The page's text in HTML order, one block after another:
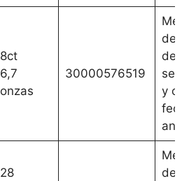
8ct
6,7
onzas
30000576519
del 1
de
y
fecha
28
del 2